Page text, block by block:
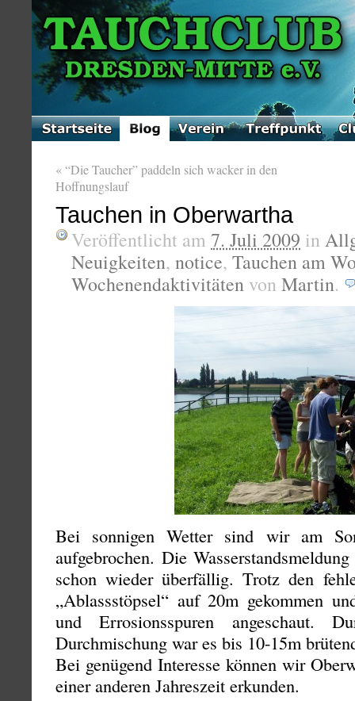
« “Die Taucher” paddeln sich wacker in den
Hoffnungslauf
Tauchen in Oberwartha
Veröffentlicht am 7. Juli 2009 in
Neuigkeiten, notice, Tauchen am
Wochenendaktivitäten von Martin.
Bei sonnigen Wetter sind wir am
aufgebrochen. Die
schon wieder überfällig. Trotz den
„Ablassstöpsel“ auf 20m gekommen
und Errosionsspuren angeschaut.
Durchmischung war es bis 10-15m
Bei genügend Interesse können wir
einer anderen Jahreszeit erkunden.